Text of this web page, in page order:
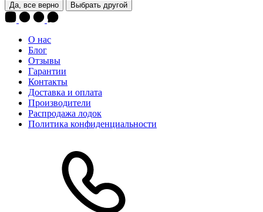
Да, все верно Выбрать другой
О нас
Блог
Отзывы
Гарантии
Контакты
Доставка и оплата
Производители
Распродажа лодок
Политика конфиденциальности